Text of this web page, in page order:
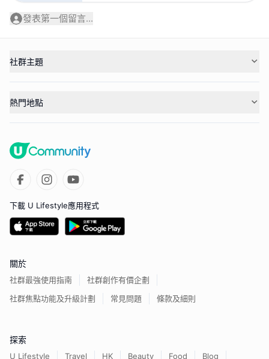
發表第一個留言...
社群主題
熱門地點
下載 U Lifestyle應用程式
關於
社群最強使用指南
社群創作有價企劃
社群焦點功能及升級計劃
常見問題 條款及細則
探索
U Lifestyle Travel HK Beauty Food Blog